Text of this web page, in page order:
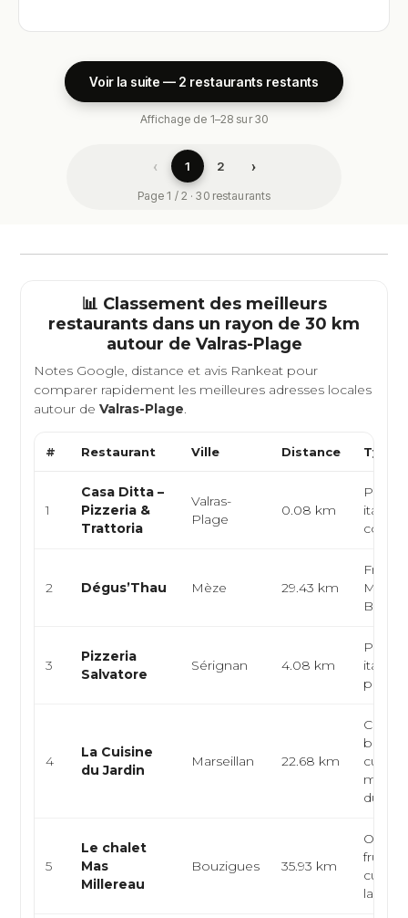
Voir la suite — 2 restaurants restants
Affichage de 1–28 sur 30
‹ 1 2 ›
Page 1 / 2 · 30 restaurants
📊 Classement des meilleurs
restaurants dans un rayon de 30 km
autour de Valras-Plage
Notes Google, distance et avis Rankeat pour
comparer rapidement les meilleures adresses locales
autour deValras-Plage.
# Restaurant Ville Distance Type
1
Casa Ditta –
Pizzeria &
Trattoria
Valras-
Plage
0.08 km
2 Dégus’Thau Mèze 29.43 km
Fruits
Bar à
3
Pizzeria
Salvatore
Sérignan 4.08 km
pizza
4
La Cuisine
du Jardin
Marseillan 22.68 km
du su...
5
Le chalet
Mas
Millereau
Bouzigues 35.93 km
fruits
cuisine